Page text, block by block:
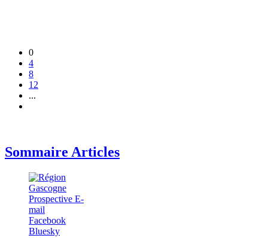
0
4
8
12
...
Sommaire Articles